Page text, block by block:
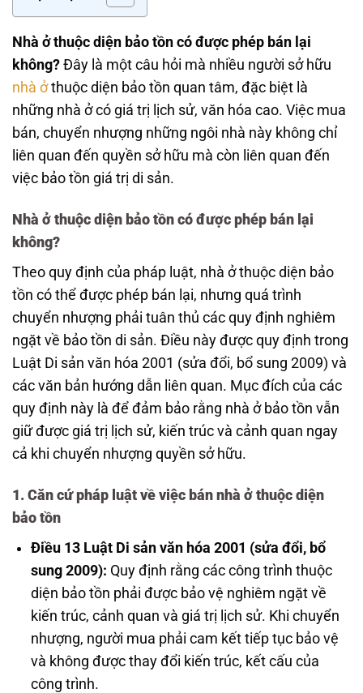
Nhà ở thuộc diện bảo tồn có được phép bán lại
không? Đây là một câu hỏi mà nhiều người sở hữu
nhà ởthuộc diện bảo tồn quan tâm, đặc biệt là
những nhà ở có giá trị lịch sử, văn hóa cao. Việc mua
bán, chuyển nhượng những ngôi nhà này không chỉ
liên quan đến quyền sở hữu mà còn liên quan đến
việc bảo tồn giá trị di sản.
Nhà ở thuộc diện bảo tồn có được phép bán lại
không?
Theo quy định của pháp luật, nhà ở thuộc diện bảo
tồn có thể được phép bán lại, nhưng quá trình
chuyển nhượng phải tuân thủ các quy định nghiêm
ngặt về bảo tồn di sản. Điều này được quy định trong
Luật Di sản văn hóa 2001 (sửa đổi, bổ sung 2009) và
các văn bản hướng dẫn liên quan. Mục đích của các
quy định này là để đảm bảo rằng nhà ở bảo tồn vẫn
giữ được giá trị lịch sử, kiến trúc và cảnh quan ngay
cả khi chuyển nhượng quyền sở hữu.
1. Căn cứ pháp luật về việc bán nhà ở thuộc diện
bảo tồn
Điều 13 Luật Di sản văn hóa 2001 (sửa đổi, bổ
sung 2009): Quy định rằng các công trình thuộc
diện bảo tồn phải được bảo vệ nghiêm ngặt về
kiến trúc, cảnh quan và giá trị lịch sử. Khi chuyển
nhượng, người mua phải cam kết tiếp tục bảo vệ
và không được thay đổi kiến trúc, kết cấu của
công trình.